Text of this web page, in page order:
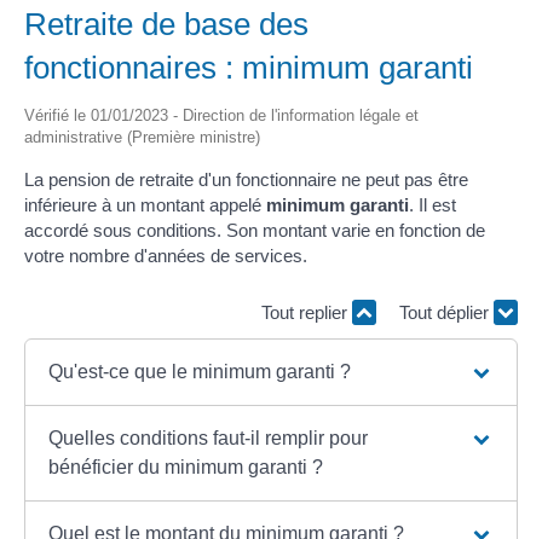
Retraite de base des
fonctionnaires : minimum garanti
Vérifié le 01/01/2023 - Direction de l'information légale et
administrative (Première ministre)
La pension de retraite d'un fonctionnaire ne peut pas être
inférieure à un montant appelé minimum garanti. Il est
accordé sous conditions. Son montant varie en fonction de
votre nombre d'années de services.
Tout replier Tout déplier
Qu'est-ce que le minimum garanti ?
Quelles conditions faut-il remplir pour
bénéficier du minimum garanti ?
Quel est le montant du minimum garanti ?